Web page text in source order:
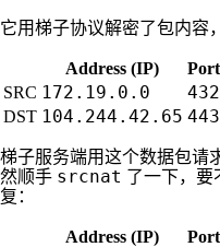
它用梯子协议解密了包内容
Address (IP)
SRC 172.19.0.0
DST 104.244.42.65 443
梯子服务端用这个数据包请
然顺手 srcnat 了一下，要
复：
Address (IP)